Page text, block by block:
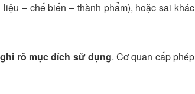
liệu – chế biến – thành phẩm), hoặc sai khác
rõ mục đích sử dụng. Cơ quan cấp phép